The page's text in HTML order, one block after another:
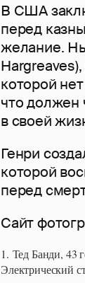
В США
перед
желание.
которой
что должен
в своей
Генри
которой
перед
Сайт
1. Тед Банди, 43
Электрический